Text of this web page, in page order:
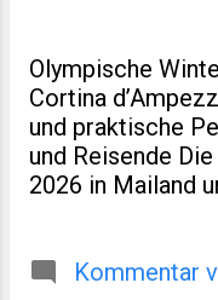
Olympische
Cortina
und praktische
und Reisende
2026 in Mailand
Turin 2006
Kommentar